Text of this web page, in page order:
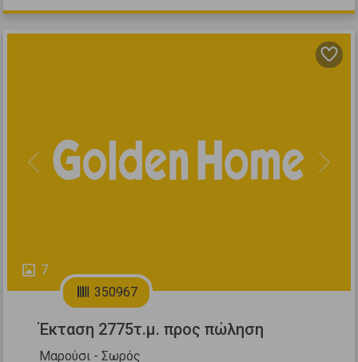
7
Previous Next
350967
Έκταση 2775τ.μ. προς πώληση
Μαρούσι - Σωρός